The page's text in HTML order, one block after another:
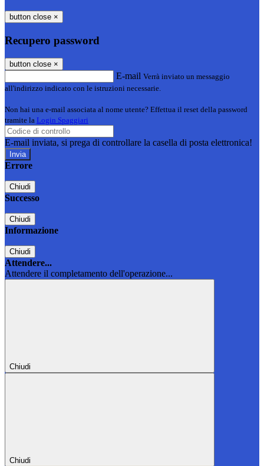
button close ×
Recupero password
button close ×
E-mail Verrà inviato un messaggio
all'indirizzo indicato con le istruzioni necessarie.
Non hai una e-mail associata al nome utente? Effettua il reset della password
tramite la Login Spaggiari
E-mail inviata, si prega di controllare la casella di posta elettronica!
Errore
Chiudi
Successo
Chiudi
Informazione
Chiudi
Attendere...
Attendere il completamento dell'operazione...
Chiudi
Chiudi